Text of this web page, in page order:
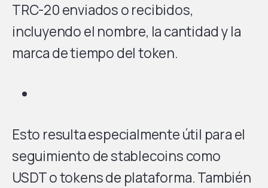
TRC-20 enviados o recibidos,
incluyendo el nombre, la cantidad y la
marca de tiempo del token.
Esto resulta especialmente útil para el
seguimiento de stablecoins como
USDT o tokens de plataforma. También